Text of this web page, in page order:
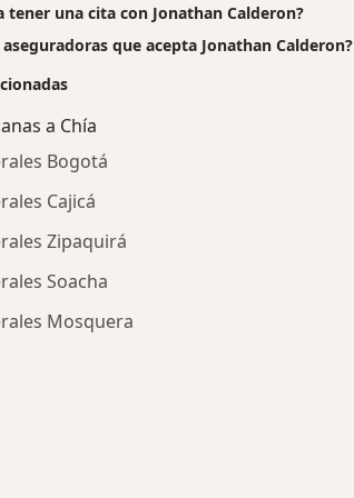
tener una cita con Jonathan Calderon?
aseguradoras que acepta Jonathan Calderon?
a Chía
Bogotá
Cajicá
Zipaquirá
Soacha
Mosquera